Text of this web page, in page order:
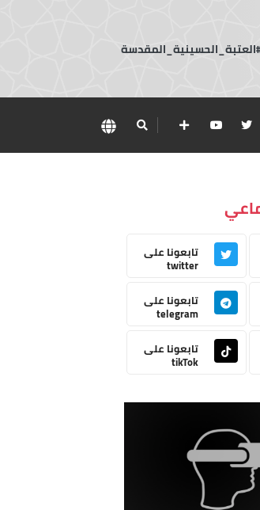
تابعونا على
twitter
تابعونا على
telegram
تابعونا على
tikTok